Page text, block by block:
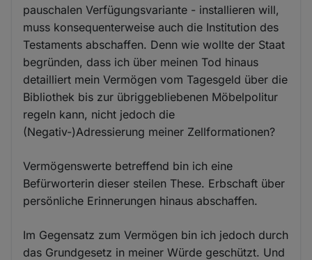
pauschalen Verfügungsvariante - installieren will,
muss konsequenterweise auch die Institution des
Testaments abschaffen. Denn wie wollte der Staat
begründen, dass ich über meinen Tod hinaus
detailliert mein Vermögen vom Tagesgeld über die
Bibliothek bis zur übriggebliebenen Möbelpolitur
regeln kann, nicht jedoch die
(Negativ-)Adressierung meiner Zellformationen?
Vermögenswerte betreffend bin ich eine
Befürworterin dieser steilen These. Erbschaft über
persönliche Erinnerungen hinaus abschaffen.
Im Gegensatz zum Vermögen bin ich jedoch durch
das Grundgesetz in meiner Würde geschützt. Und